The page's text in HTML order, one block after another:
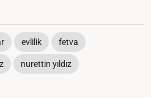
evlilik fetva
nurettin yıldız